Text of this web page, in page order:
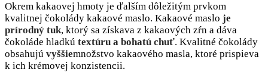
Okrem kakaovej hmoty je ďalším dôležitým prvkom
kvalitnej čokolády kakaové maslo. Kakaové maslo je
prírodný tuk, ktorý sa získava z kakaových zŕn a dáva
čokoláde hladkú textúru a bohatú chuť. Kvalitné čokolády
obsahujú vyššiemnožstvo kakaového masla, ktoré prispieva
k ich krémovej konzistencii.